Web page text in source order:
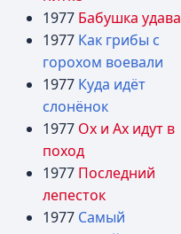
1977 Бабушка удава
1977 Как грибы с
горохом воевали
1977 Куда идёт
слонёнок
1977 Ох и Ах идут в
поход
1977 Последний
лепесток
1977 Самый